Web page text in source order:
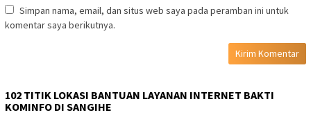
Simpan nama, email, dan situs web saya pada peramban ini untuk
komentar saya berikutnya.
102 TITIK LOKASI BANTUAN LAYANAN INTERNET BAKTI
KOMINFO DI SANGIHE